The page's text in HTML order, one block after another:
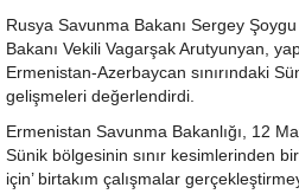
Rusya Savunma Bakanı Sergey
Bakanı Vekili Vagarşak Arutyunyan,
Ermenistan-Azerbaycan sınırındaki
gelişmeleri değerlendirdi.
Ermenistan Savunma Bakanlığı, 12
Sünik bölgesinin sınır kesimlerinden
için’ birtakım çalışmalar